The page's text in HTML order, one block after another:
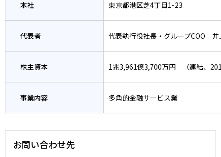
本社 東京都港区芝4丁目1-23
代表者 代表執行役社長・グループCOO 井
株主資本 1兆3,961億3,700万円 （連結、
事業内容 多角的金融サービス業
お問い合わせ先